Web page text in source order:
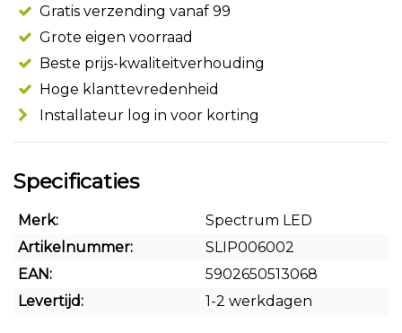
Gratis verzending vanaf 99
Grote eigen voorraad
Beste prijs-kwaliteitverhouding
Hoge klanttevredenheid
Installateur log in voor korting
Specificaties
Merk:
Spectrum LED
Artikelnummer:
SLIP006002
EAN:
5902650513068
Levertijd:
1-2 werkdagen